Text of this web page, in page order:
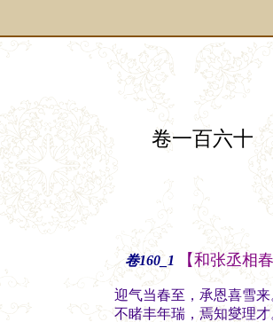
卷一百六十
卷160_1 【和张丞相
迎气当春至，承恩喜雪
不睹丰年瑞，焉知燮理